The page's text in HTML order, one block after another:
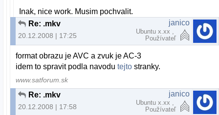
Inak, nice work. Musim pochvalit.
Re: .mkv
20.12.2008 | 17:25
janico
Ubuntu x.xx ,
Používateľ
format obrazu je AVC a zvuk je AC-3
idem to spravit podla navodutejto stranky.
www.satforum.sk
Re: .mkv
20.12.2008 | 17:58
janico
Ubuntu x.xx ,
Používateľ